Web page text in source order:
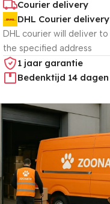
Courier delivery
DHL Courier delivery
DHL courier will deliver to
the specified address
1 jaar garantie
Bedenktijd 14 dagen